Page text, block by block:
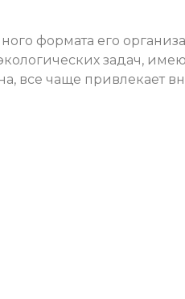
формата его
задач,
все чаще привлекает